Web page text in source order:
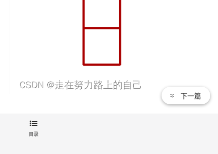
目录
下一篇